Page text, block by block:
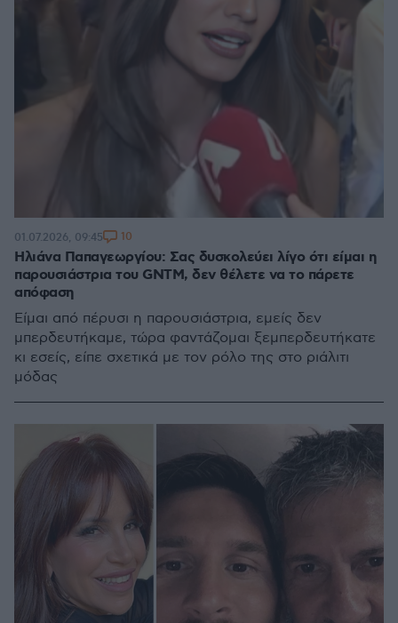
Ηλιάνα Παπαγεωργίου: Σας δυσκολεύει λίγο ότι είμαι η
παρουσιάστρια του GNTM, δεν θέλετε να το πάρετε
απόφαση
Είμαι από πέρυσι η παρουσιάστρια, εμείς δεν
μπερδευτήκαμε, τώρα φαντάζομαι ξεμπερδευτήκατε
κι εσείς, είπε σχετικά με τον ρόλο της στο ριάλιτι
μόδας
01.07.2026, 09:45 10